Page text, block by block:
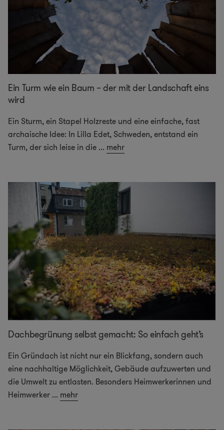
Ein Turm wie ein Baum – der mit der Landschaft eins
wird
Ein Sturm, ein Stapel Holzreste und eine einfache, fast
archaische Idee: In Lilla Edet, Schweden, entstand ein
Turm, der sich leise in die ... mehr
Dachbegrünung selbst gemacht: So einfach geht’s
Ein Gründach ist nicht nur ein Blickfang, sondern auch
eine nachhaltige Möglichkeit, Gebäude aufzuwerten und
die Umwelt zu entlasten. Besonders Heimwerkerinnen und
Heimwerker ... mehr